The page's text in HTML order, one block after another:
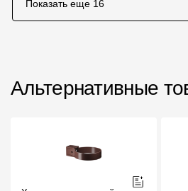
Показать еще 16
Альтернативные